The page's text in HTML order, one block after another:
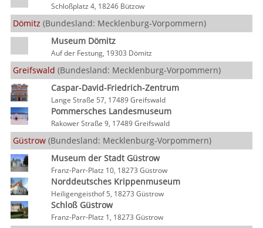
Schloßplatz 4, 18246 Bützow
Dömitz (Bundesland: Mecklenburg-Vorpommern)
Museum Dömitz
Auf der Festung, 19303 Dömitz
Greifswald (Bundesland: Mecklenburg-Vorpommern)
Caspar-David-Friedrich-Zentrum
Lange Straße 57, 17489 Greifswald
Pommersches Landesmuseum
Rakower Straße 9, 17489 Greifswald
Güstrow (Bundesland: Mecklenburg-Vorpommern)
Museum der Stadt Güstrow
Franz-Parr-Platz 10, 18273 Güstrow
Norddeutsches Krippenmuseum
Heiligengeisthof 5, 18273 Güstrow
Schloß Güstrow
Franz-Parr-Platz 1, 18273 Güstrow